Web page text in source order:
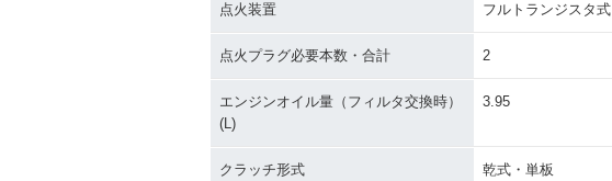
点火装置 フルトランジスタ式
点火プラグ必要本数・合計 2
エンジンオイル量（フィルタ交換時）
(L)
3.95
クラッチ形式 乾式・単板